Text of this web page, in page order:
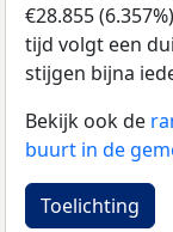
€28.855
tijd volgt een
stijgen bijna
Bekijk ook de
buurt in de
Toelichting